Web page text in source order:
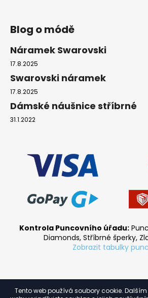
Tento web používá soubory cookie.
Blog o módě
Náramek Swarovski
17.8.2025
Swarovski náramek
17.8.2025
Dámské náušnice stříbrné
31.1.2022
Kontrola Puncovního úřadu:
Diamonds, Stříbrné šperky,
Zobrazit tabulky